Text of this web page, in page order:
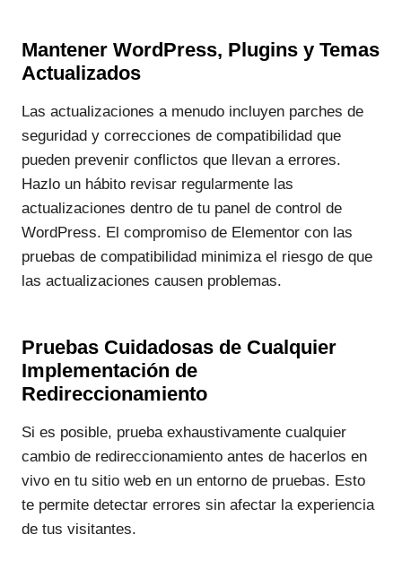
Mantener WordPress, Plugins y Temas
Actualizados
Las actualizaciones a menudo incluyen parches de
seguridad y correcciones de compatibilidad que
pueden prevenir conflictos que llevan a errores.
Hazlo un hábito revisar regularmente las
actualizaciones dentro de tu panel de control de
WordPress. El compromiso de Elementor con las
pruebas de compatibilidad minimiza el riesgo de que
las actualizaciones causen problemas.
Pruebas Cuidadosas de Cualquier
Implementación de
Redireccionamiento
Si es posible, prueba exhaustivamente cualquier
cambio de redireccionamiento antes de hacerlos en
vivo en tu sitio web en un entorno de pruebas. Esto
te permite detectar errores sin afectar la experiencia
de tus visitantes.